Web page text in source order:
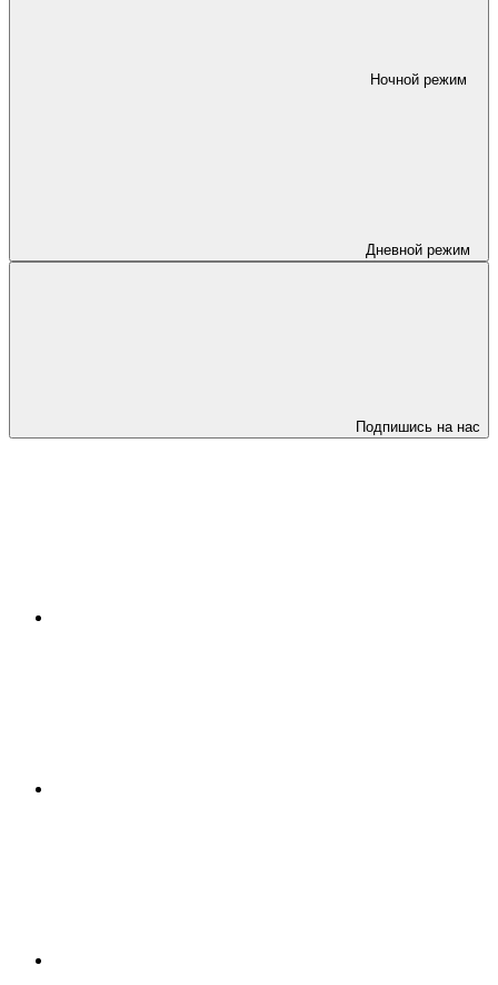
Ночной режим
Дневной режим
Подпишись на нас